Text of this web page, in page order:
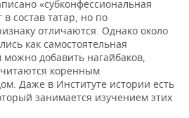
«субконфессиональная
состав татар, но по
отличаются. Однако около
как самостоятельная
добавить нагайбаков,
коренным
Даже в Институте истории есть
занимается изучением этих